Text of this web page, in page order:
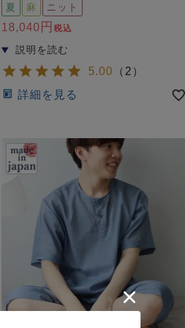
夏 麻 ニット
18,040 税込
5.00 （ 2 ）
詳細を見る